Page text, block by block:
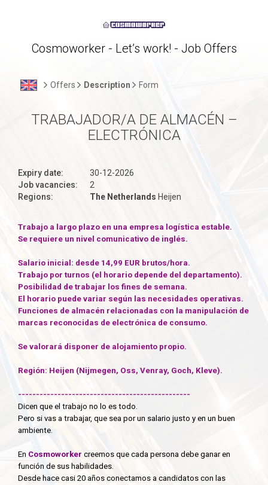
Cosmoworker - Let’s work! - Job Offers
Offers Description Form
TRABAJADOR/A DE ALMACÉN –
ELECTRÓNICA
Expiry date:
30-12-2026
Job vacancies:
2
Regions:
The Netherlands Heijen
Trabajo a largo plazo en una empresa logística estable.
Se requiere un nivel comunicativo de inglés.
Salario inicial: desde 14,99 EUR brutos/hora.
Trabajo por turnos (el horario depende del departamento).
Posibilidad de trabajar los fines de semana.
El horario puede variar según las necesidades operativas.
Funciones de almacén relacionadas con la manipulación de
marcas reconocidas de electrónica de consumo.
Se valorará disponer de alojamiento propio.
Región: Heijen (Nijmegen, Oss, Venray, Goch, Kleve).
------------------------------------------------
Dicen que el trabajo no lo es todo.
Pero si vas a trabajar, que sea por un salario justo y en un buen
ambiente.
En Cosmoworker creemos que cada persona debe ganar en
función de sus habilidades.
Desde hace casi 20 años conectamos a candidatos con las